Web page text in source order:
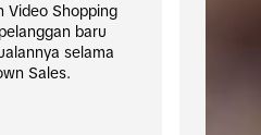
Video Shopping
baru
selama
Sales.